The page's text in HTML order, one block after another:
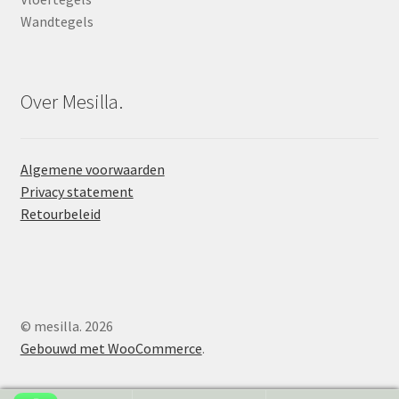
Wandtegels
Over Mesilla.
Algemene voorwaarden
Privacy statement
Retourbeleid
© mesilla. 2026
Gebouwd met WooCommerce.